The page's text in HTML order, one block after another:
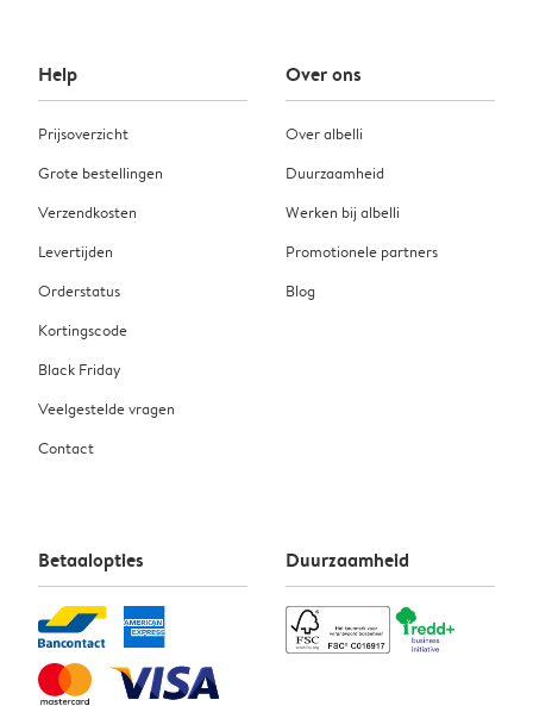
Help
Prijsoverzicht
Grote bestellingen
Verzendkosten
Levertijden
Orderstatus
Kortingscode
Black Friday
Veelgestelde vragen
Contact
Over ons
Over albelli
Duurzaamheid
Werken bij albelli
Promotionele partners
Blog
Betaalopties Duurzaamheid